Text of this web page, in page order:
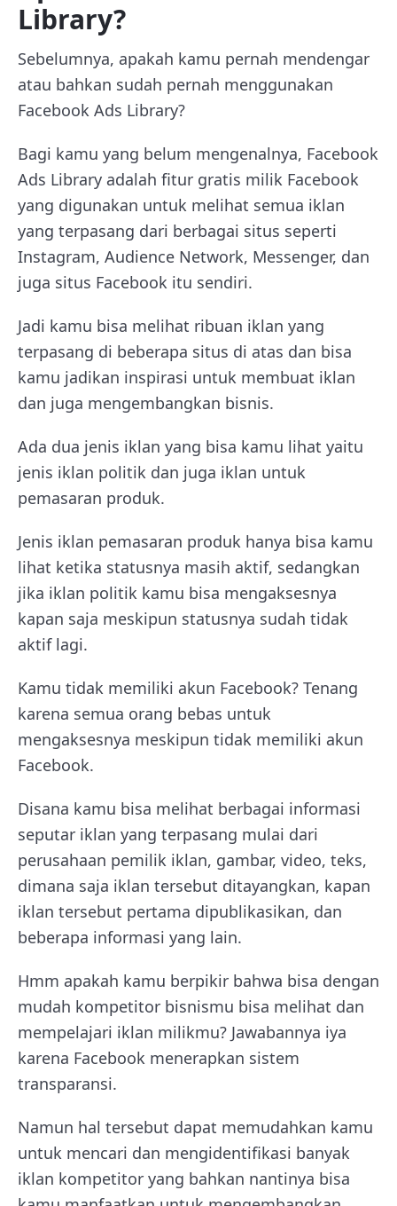
Library?
Sebelumnya, apakah kamu pernah mendengar
atau bahkan sudah pernah menggunakan
Facebook Ads Library?
Bagi kamu yang belum mengenalnya, Facebook
Ads Library adalah fitur gratis milik Facebook
yang digunakan untuk melihat semua iklan
yang terpasang dari berbagai situs seperti
Instagram, Audience Network, Messenger, dan
juga situs Facebook itu sendiri.
Jadi kamu bisa melihat ribuan iklan yang
terpasang di beberapa situs di atas dan bisa
kamu jadikan inspirasi untuk membuat iklan
dan juga mengembangkan bisnis.
Ada dua jenis iklan yang bisa kamu lihat yaitu
jenis iklan politik dan juga iklan untuk
pemasaran produk.
Jenis iklan pemasaran produk hanya bisa kamu
lihat ketika statusnya masih aktif, sedangkan
jika iklan politik kamu bisa mengaksesnya
kapan saja meskipun statusnya sudah tidak
aktif lagi.
Kamu tidak memiliki akun Facebook? Tenang
karena semua orang bebas untuk
mengaksesnya meskipun tidak memiliki akun
Facebook.
Disana kamu bisa melihat berbagai informasi
seputar iklan yang terpasang mulai dari
perusahaan pemilik iklan, gambar, video, teks,
dimana saja iklan tersebut ditayangkan, kapan
iklan tersebut pertama dipublikasikan, dan
beberapa informasi yang lain.
Hmm apakah kamu berpikir bahwa bisa dengan
mudah kompetitor bisnismu bisa melihat dan
mempelajari iklan milikmu? Jawabannya iya
karena Facebook menerapkan sistem
transparansi.
Namun hal tersebut dapat memudahkan kamu
untuk mencari dan mengidentifikasi banyak
iklan kompetitor yang bahkan nantinya bisa